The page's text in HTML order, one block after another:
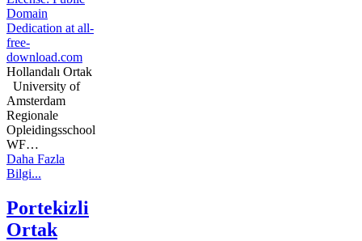
Hollandalı Ortak
University of
Amsterdam
Regionale
Opleidingsschool
WF…
Daha Fazla
Bilgi...
Portekizli
Ortak